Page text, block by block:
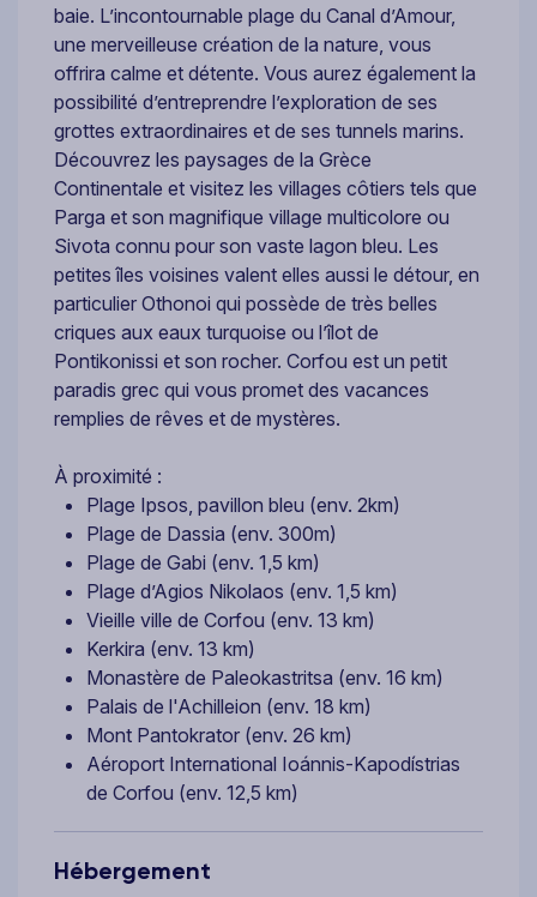
baie. L’incontournable plage du Canal d’Amour,
une merveilleuse création de la nature, vous
offrira calme et détente. Vous aurez également la
possibilité d’entreprendre l’exploration de ses
grottes extraordinaires et de ses tunnels marins.
Découvrez les paysages de la Grèce
Continentale et visitez les villages côtiers tels que
Parga et son magnifique village multicolore ou
Sivota connu pour son vaste lagon bleu. Les
petites îles voisines valent elles aussi le détour, en
particulier Othonoi qui possède de très belles
criques aux eaux turquoise ou l’îlot de
Pontikonissi et son rocher. Corfou est un petit
paradis grec qui vous promet des vacances
remplies de rêves et de mystères.
À proximité :
Plage Ipsos, pavillon bleu (env. 2km)
Plage de Dassia (env. 300m)
Plage de Gabi (env. 1,5 km)
Plage d’Agios Nikolaos (env. 1,5 km)
Vieille ville de Corfou (env. 13 km)
Kerkira (env. 13 km)
Monastère de Paleokastritsa (env. 16 km)
Palais de l'Achilleion (env. 18 km)
Mont Pantokrator (env. 26 km)
Aéroport International Ioánnis-Kapodístrias
de Corfou (env. 12,5 km)
Hébergement